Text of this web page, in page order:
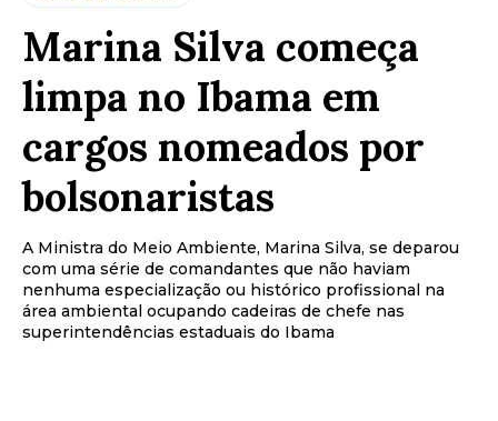
Marina Silva começa
limpa no Ibama em
cargos nomeados por
bolsonaristas
A Ministra do Meio Ambiente, Marina Silva, se deparou
com uma série de comandantes que não haviam
nenhuma especialização ou histórico profissional na
área ambiental ocupando cadeiras de chefe nas
superintendências estaduais do Ibama